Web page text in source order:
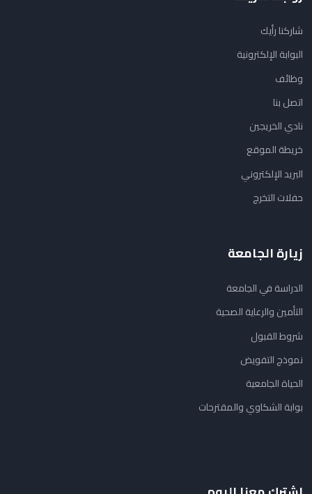
شاركنا رأيك
البوابة الإلكترونية
وظائف
اتصل بنا
نادي الخريجين
خريطة الموقع
البريد الإلكتروني
حفلات التخرج
زيارة الجامعة
الدراسة في الجامعة
التأمين والرعاية الصحية
شروط القبول
نموذج التفويض
الحياة الجامعية
بوابة الشكاوي والمقترحات